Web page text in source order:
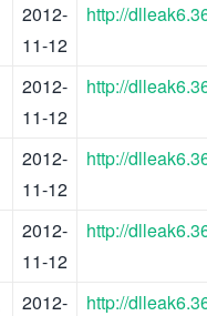
2012-
11-12
http://
2012-
11-12
http://
2012-
11-12
http://
2012-
11-12
http://
2012-
http://